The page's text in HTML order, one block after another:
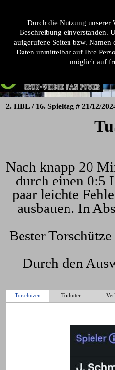
Durch die Nutzung unserer
Beschreibung einverstanden.
aufgerufene Seiten bzw. Namen
Daten unmittelbar auf Ihre
möglich auf
2. HBL / 16. Spieltag # 21/12/
Nach knapp 20
durch einen 0:5
paar leichte
ausbauen. In
Bester
Durch den
Torschüzen Torhüter